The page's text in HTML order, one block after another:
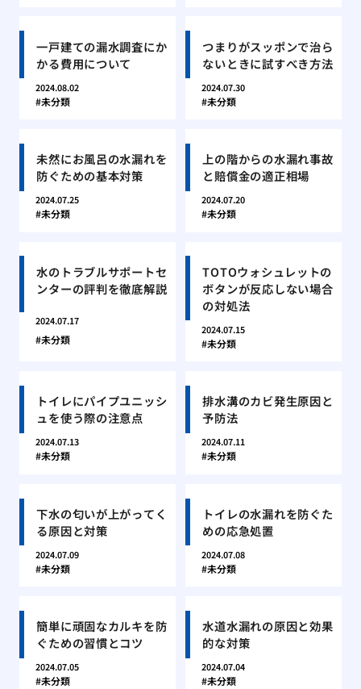
一戸建ての漏水調査にか
かる費用について
2024.08.02
未分類
つまりがスッポンで治ら
ないときに試すべき方法
2024.07.30
未分類
未然にお風呂の水漏れを
防ぐための基本対策
2024.07.25
未分類
上の階からの水漏れ事故
と賠償金の適正相場
2024.07.20
未分類
水のトラブルサポートセ
ンターの評判を徹底解説
2024.07.17
未分類
TOTOウォシュレットの
ボタンが反応しない場合
の対処法
2024.07.15
未分類
トイレにパイプユニッシ
ュを使う際の注意点
2024.07.13
未分類
排水溝のカビ発生原因と
予防法
2024.07.11
未分類
下水の匂いが上がってく
る原因と対策
2024.07.09
未分類
トイレの水漏れを防ぐた
めの応急処置
2024.07.08
未分類
簡単に頑固なカルキを防
ぐための習慣とコツ
2024.07.05
未分類
水道水漏れの原因と効果
的な対策
2024.07.04
未分類